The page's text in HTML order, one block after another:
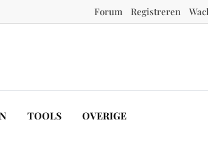
Forum Registreren
TOOLS OVERIGE